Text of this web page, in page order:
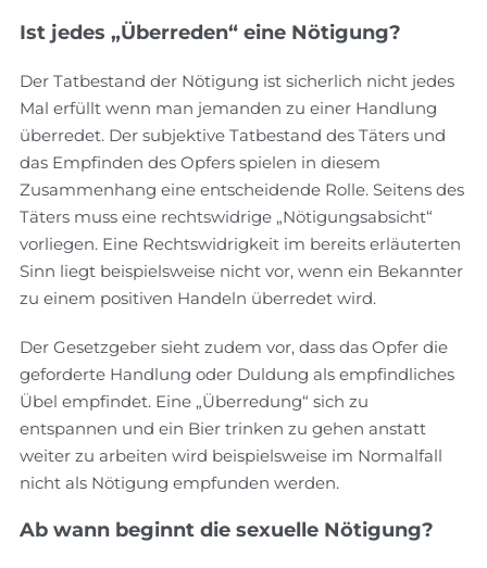
Ist jedes „Überreden“ eine Nötigung?
Der Tatbestand der Nötigung ist sicherlich nicht jedes
Mal erfüllt wenn man jemanden zu einer Handlung
überredet. Der subjektive Tatbestand des Täters und
das Empfinden des Opfers spielen in diesem
Zusammenhang eine entscheidende Rolle. Seitens des
Täters muss eine rechtswidrige „Nötigungsabsicht“
vorliegen. Eine Rechtswidrigkeit im bereits erläuterten
Sinn liegt beispielsweise nicht vor, wenn ein Bekannter
zu einem positiven Handeln überredet wird.
Der Gesetzgeber sieht zudem vor, dass das Opfer die
geforderte Handlung oder Duldung als empfindliches
Übel empfindet. Eine „Überredung“ sich zu
entspannen und ein Bier trinken zu gehen anstatt
weiter zu arbeiten wird beispielsweise im Normalfall
nicht als Nötigung empfunden werden.
Ab wann beginnt die sexuelle Nötigung?